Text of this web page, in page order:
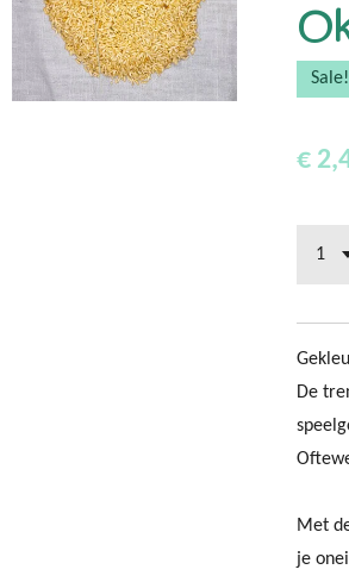
Sale!
€
De
Met
je